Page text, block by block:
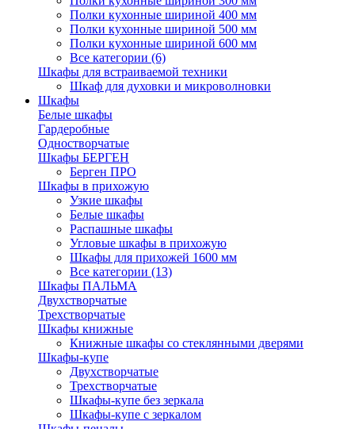
Полки кухонные шириной 400 мм
Полки кухонные шириной 500 мм
Полки кухонные шириной 600 мм
Все категории (6)
Шкафы для встраиваемой техники
Шкаф для духовки и микроволновки
Шкафы
Белые шкафы
Гардеробные
Одностворчатые
Шкафы БЕРГЕН
Берген ПРО
Шкафы в прихожую
Узкие шкафы
Белые шкафы
Распашные шкафы
Угловые шкафы в прихожую
Шкафы для прихожей 1600 мм
Все категории (13)
Шкафы ПАЛЬМА
Двухстворчатые
Трехстворчатые
Шкафы книжные
Книжные шкафы со стеклянными дверями
Шкафы-купе
Двухстворчатые
Трехстворчатые
Шкафы-купе без зеркала
Шкафы-купе с зеркалом